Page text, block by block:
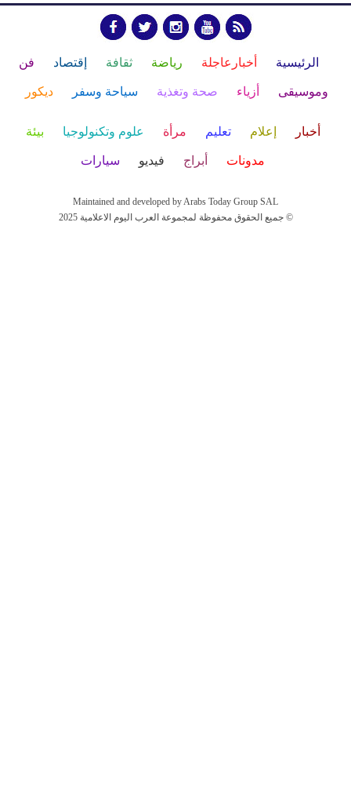
الرئيسية أخبارعاجلة رياضة ثقافة إقتصاد فن
وموسيقى أزياء صحة وتغذية سياحة وسفر ديكور
أخبار إعلام تعليم مرأة علوم وتكنولوجيا بيئة
مدونات أبراج فيديو سيارات
Maintained and developed by Arabs Today Group SAL
جميع الحقوق محفوظة لمجموعة العرب اليوم الاعلامية 2025 ©